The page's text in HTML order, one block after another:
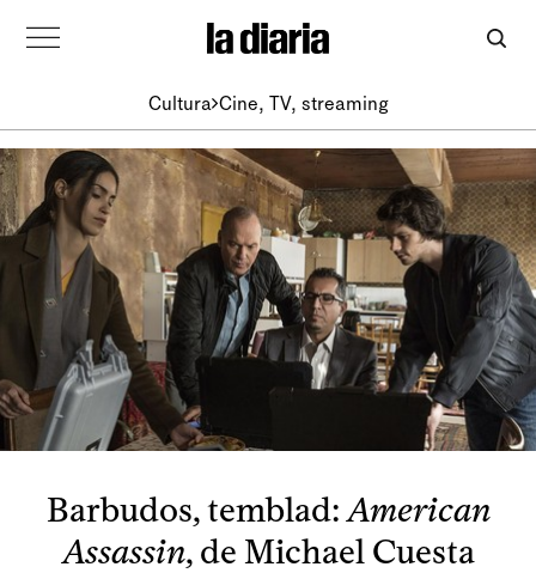
Cultura Cine, TV, streaming
Barbudos, temblad:American
Assassin, de Michael Cuesta